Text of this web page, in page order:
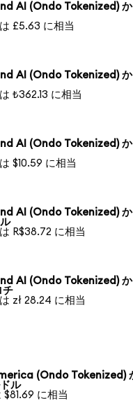
AI (Ondo Tokenized) か
£5.63 に相当
AI (Ondo Tokenized) か
₺362.13 に相当
AI (Ondo Tokenized) か
$10.59 に相当
AI (Ondo Tokenized) か
R$38.72 に相当
AI (Ondo Tokenized) か
チ
zł 28.24 に相当
(Ondo Tokenized)
ル
$81.69 に相当